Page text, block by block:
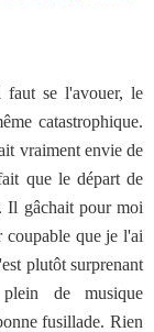
faut se l'avouer, le
catastrophique.
vraiment envie de
que le départ de
Il gâchait pour moi
coupable que je l'ai
plutôt surprenant
de musique
fusillade. Rien